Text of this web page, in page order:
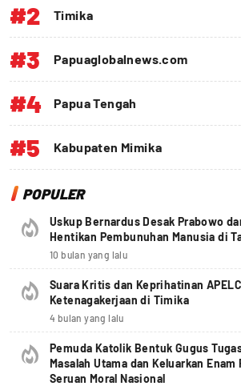
#2 Timika
#3 Papuaglobalnews.com
#4 Papua Tengah
#5 Kabupaten Mimika
POPULER
Uskup Bernardus Desak Prabowo
Hentikan Pembunuhan Manusia di
10 bulan yang lalu
Suara Kritis dan Keprihatinan
Ketenagakerjaan di Timika
4 bulan yang lalu
Pemuda Katolik Bentuk Gugus
Masalah Utama dan Keluarkan
Seruan Moral Nasional